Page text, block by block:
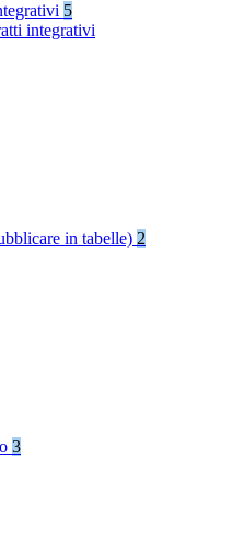
5
integrativi
in tabelle) 2
3